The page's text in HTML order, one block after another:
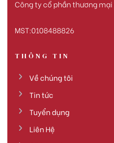
Công ty cổ phần thương mại
MST:0108488826
THÔNG TIN
Về chúng tôi
Tin tức
Tuyển dụng
Liên Hệ